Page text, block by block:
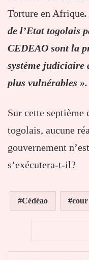
Torture en Afrique.
de l’Etat togolais
CEDEAO sont la
système judiciaire
plus vulnérables ».
Sur cette septième
togolais, aucune
gouvernement
s’exécutera-t-il?
Cédéao cour